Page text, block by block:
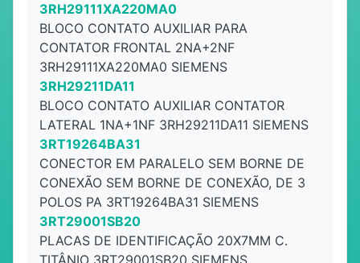
3RH29111XA220MA0
BLOCO CONTATO AUXILIAR PARA
CONTATOR FRONTAL 2NA+2NF
3RH29111XA220MA0 SIEMENS
3RH29211DA11
BLOCO CONTATO AUXILIAR CONTATOR
LATERAL 1NA+1NF 3RH29211DA11 SIEMENS
3RT19264BA31
CONECTOR EM PARALELO SEM BORNE DE
CONEXÃO SEM BORNE DE CONEXÃO, DE 3
POLOS PA 3RT19264BA31 SIEMENS
3RT29001SB20
PLACAS DE IDENTIFICAÇÃO 20X7MM C.
TITÂNIO 3RT29001SB20 SIEMENS